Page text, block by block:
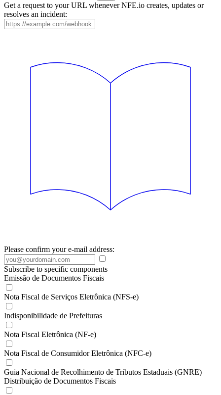
Get a request to your URL whenever NFE.io creates, updates or
resolves an incident:
Please confirm your e-mail address:
Subscribe to specific components
Emissão de Documentos Fiscais
Nota Fiscal de Serviços Eletrônica (NFS-e)
Indisponibilidade de Prefeituras
Nota Fiscal Eletrônica (NF-e)
Nota Fiscal de Consumidor Eletrônica (NFC-e)
Guia Nacional de Recolhimento de Tributos Estaduais (GNRE)
Distribuição de Documentos Fiscais